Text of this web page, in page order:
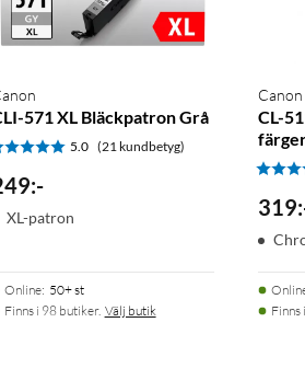
571 XL Bläckpatron Grå
5.0 (21 kundbetyg)
:-
XL-patron
Online: 50+ st
Finns i 98 butiker. Välj butik
Canon
CL-
319:
Finns